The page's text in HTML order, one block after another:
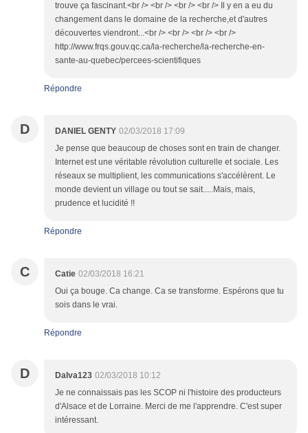
trouve ça fascinant.<br /> <br /> <br /> <br /> Il y en a eu du
changement dans le domaine de la recherche,et d'autres
découvertes viendront...<br /> <br /> <br /> <br />
http://www.frqs.gouv.qc.ca/la-recherche/la-recherche-en-
sante-au-quebec/percees-scientifiques
Répondre
D DANIEL GENTY 02/03/2018 17:09
Je pense que beaucoup de choses sont en train de changer.
Internet est une véritable révolution culturelle et sociale. Les
réseaux se multiplient, les communications s'accélèrent. Le
monde devient un village ou tout se sait.....Mais, mais,
prudence et lucidité !!
Répondre
C Catie 02/03/2018 16:21
Oui ça bouge. Ca change. Ca se transforme. Espérons que tu
sois dans le vrai.
Répondre
D Dalva123 02/03/2018 10:12
Je ne connaissais pas les SCOP ni l'histoire des producteurs
d'Alsace et de Lorraine. Merci de me l'apprendre. C'est super
intéressant.